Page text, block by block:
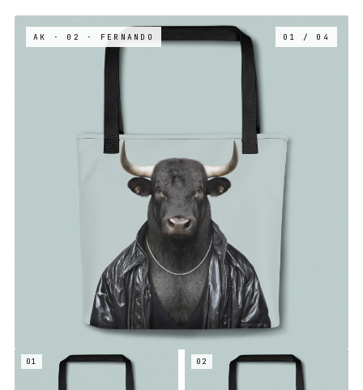
AK · 02 · FERNANDO 01 / 04
01 02